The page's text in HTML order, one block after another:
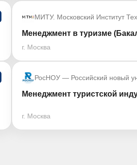
МИТУ. Московский Институт
Менеджмент в туризме
г. Москва
РосНОУ — Российский новый
Менеджмент туристской
г. Москва